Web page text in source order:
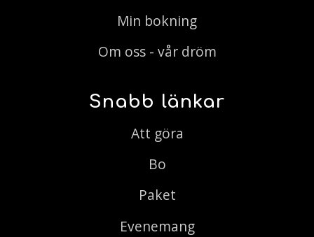
Min bokning
Om oss - vår dröm
Snabb länkar
Att göra
Bo
Paket
Evenemang